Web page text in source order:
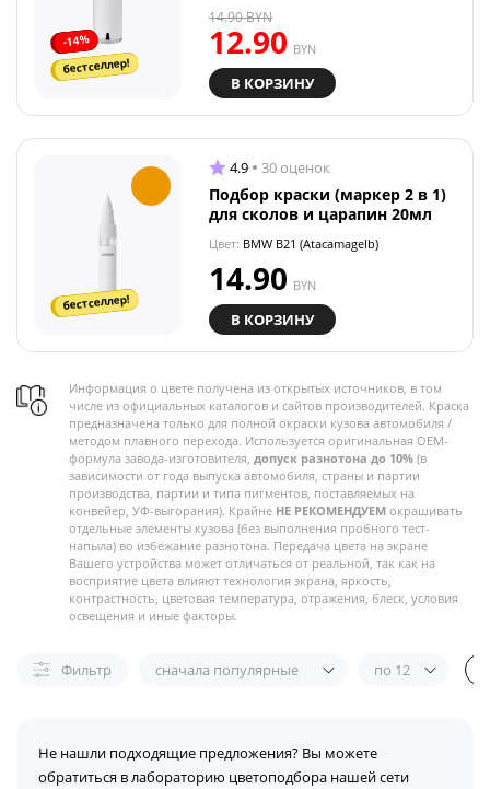
-14%
бестселлер!
12.90 BYN
14.90BYN
В КОРЗИНУ
бестселлер!
4.9 30 оценок
Подбор краски (маркер 2 в 1)
для сколов и царапин 20мл
Цвет: BMW B21 (Atacamagelb)
14.90 BYN
В КОРЗИНУ
Информация о цвете получена из открытых источников, в том
числе из официальных каталогов и сайтов производителей. Краска
предназначена только для полной окраски кузова автомобиля /
методом плавного перехода. Используется оригинальная OEM-
формула завода-изготовителя, допуск разнотона до 10% (в
зависимости от года выпуска автомобиля, страны и партии
производства, партии и типа пигментов, поставляемых на
конвейер, УФ-выгорания). Крайне НЕ РЕКОМЕНДУЕМ окрашивать
отдельные элементы кузова (без выполнения пробного тест-
напыла) во избежание разнотона. Передача цвета на экране
Вашего устройства может отличаться от реальной, так как на
восприятие цвета влияют технология экрана, яркость,
контрастность, цветовая температура, отражения, блеск, условия
освещения и иные факторы.
Фильтр сначала популярные по 12
Не нашли подходящие предложения? Вы можете
обратиться в лабораторию цветоподбора нашей сети